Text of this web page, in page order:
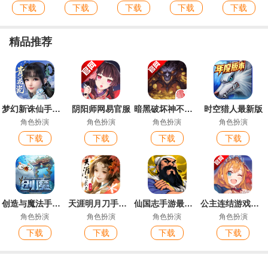
下载 下载 下载 下载 下载
精品推荐
梦幻新诛仙手游官方版
角色扮演
下载
阴阳师网易官服
角色扮演
下载
暗黑破坏神不朽手游官方版
角色扮演
下载
时空猎人最新版
角色扮演
下载
创造与魔法手游官方版
角色扮演
下载
天涯明月刀手游最新版
角色扮演
下载
仙国志手游最新版
角色扮演
下载
公主连结游戏安卓版
角色扮演
下载